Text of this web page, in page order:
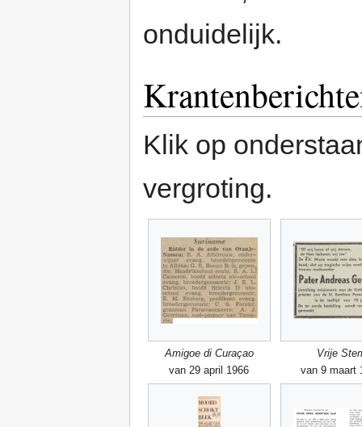
onduidelijk.
Klik op
vergroting.
Amigoe di Curaçao
van 29 april 1966
Vrije
van 9 maart